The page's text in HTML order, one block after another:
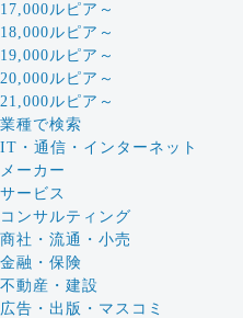
17,000ルピア～
18,000ルピア～
19,000ルピア～
20,000ルピア～
21,000ルピア～
業種で検索
IT・通信・インターネット
メーカー
サービス
コンサルティング
商社・流通・小売
金融・保険
不動産・建設
広告・出版・マスコミ